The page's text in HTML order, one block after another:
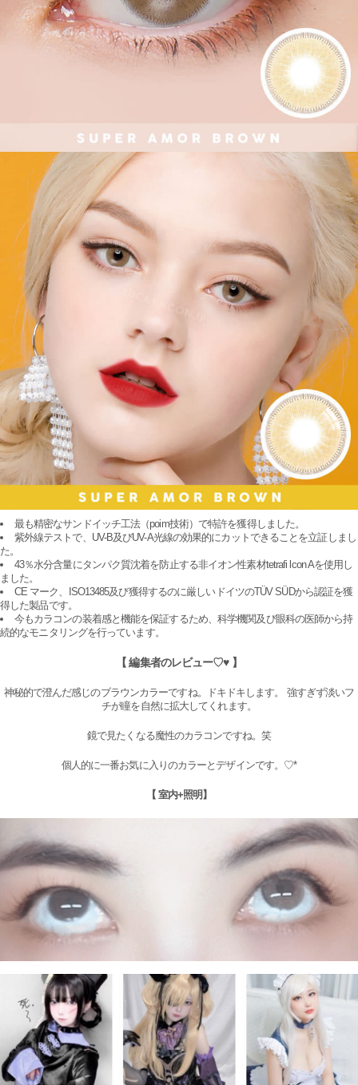
最も精密なサンドイッチ工法（poim技術）で特許を獲得しました。
紫外線テストで、UV-B及びUV-A光線の効果的にカットできることを立証しまし
た。
43％水分含量にタンパク質沈着を防止する非イオン性素材tetrafi lcon Aを使用し
ました。
CE マーク、ISO13485及び獲得するのに厳しいドイツのTÜV SÜDから認証を獲
得した製品です。
今もカラコンの装着感と機能を保証するため、科学機関及び眼科の医師から持
続的なモニタリングを行っています。
【 編集者のレビュー♡♥ 】
神秘的で澄んだ感じのブラウンカラーですね。ドキドキします。 強すぎず淡いフ
チが瞳を自然に拡大してくれます。
鏡で見たくなる魔性のカラコンですね。笑
個人的に一番お気に入りのカラーとデザインです。♡*
【 室内+照明】